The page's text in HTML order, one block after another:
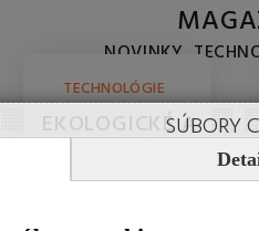
NOVINKY,
TECHNOLÓGIE
EKOLOGICKÉ A
VYKUROVANIE:
SÚBORY